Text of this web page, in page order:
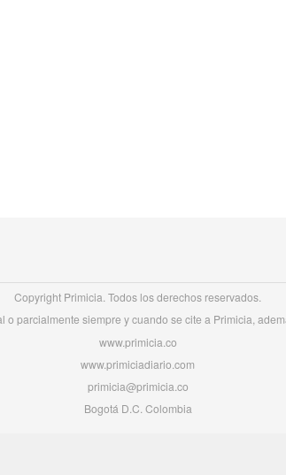
Copyright Primicia. Todos los derechos reservados.
parcialmente siempre y cuando se cite a Primicia,
www.primicia.co
www.primiciadiario.com
primicia@primicia.co
Bogotá D.C. Colombia